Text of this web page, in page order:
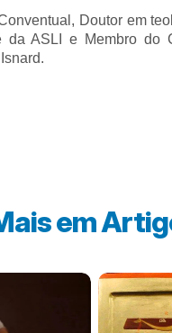
Doutor em
da ASLI e Membro do
em